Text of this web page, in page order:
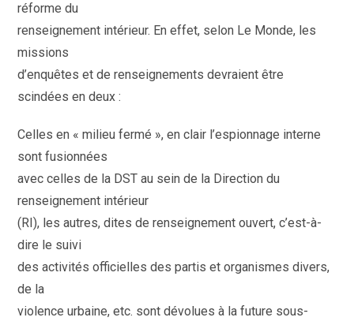
réforme du
renseignement intérieur. En effet, selon Le Monde, les
missions
d’enquêtes et de renseignements devraient être
scindées en deux :
Celles en « milieu fermé », en clair l’espionnage interne
sont fusionnées
avec celles de la DST au sein de la Direction du
renseignement intérieur
(RI), les autres, dites de renseignement ouvert, c’est-à-
dire le suivi
des activités officielles des partis et organismes divers,
de la
violence urbaine, etc. sont dévolues à la future sous-